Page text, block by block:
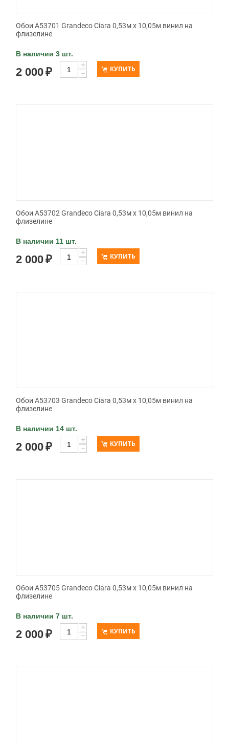
Обои A53701 Grandeco Ciara 0,53м x 10,05м винил на
флизелине
В наличии 3 шт.
2 000₽
+
−
КУПИТЬ
Обои A53702 Grandeco Ciara 0,53м x 10,05м винил на
флизелине
В наличии 11 шт.
2 000₽
+
−
КУПИТЬ
Обои A53703 Grandeco Ciara 0,53м x 10,05м винил на
флизелине
В наличии 14 шт.
2 000₽
+
−
КУПИТЬ
Обои A53705 Grandeco Ciara 0,53м x 10,05м винил на
флизелине
В наличии 7 шт.
2 000₽
+
−
КУПИТЬ